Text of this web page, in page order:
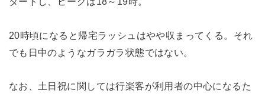
20時頃になると帰宅ラッシュはやや収まってくる。それ
でも日中のようなガラガラ状態ではない。
なお、土日祝に関しては行楽客が利用者の中心になるた